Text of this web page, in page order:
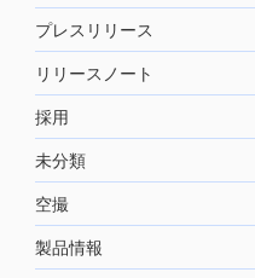
プレスリリース
リリースノート
採用
未分類
空撮
製品情報